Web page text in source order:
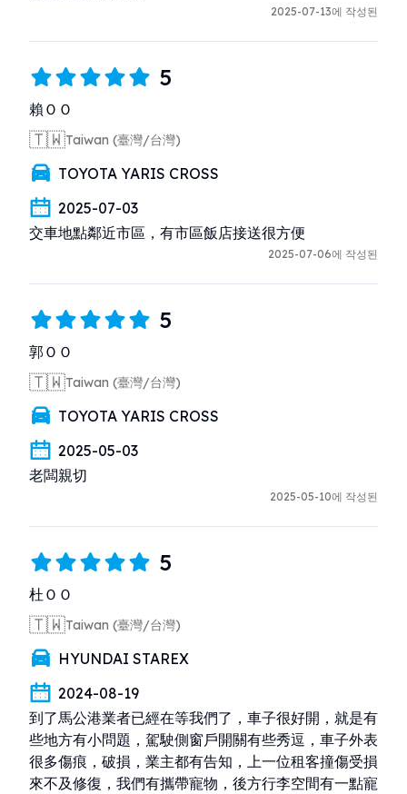
2025-07-13에 작성된
5
賴ＯＯ
🇹🇼Taiwan (臺灣/台灣)
TOYOTA YARIS CROSS
2025-07-03
交車地點鄰近市區，有市區飯店接送很方便
2025-07-06에 작성된
5
郭ＯＯ
🇹🇼Taiwan (臺灣/台灣)
TOYOTA YARIS CROSS
2025-05-03
老闆親切
2025-05-10에 작성된
5
杜ＯＯ
🇹🇼Taiwan (臺灣/台灣)
HYUNDAI STAREX
2024-08-19
到了馬公港業者已經在等我們了，車子很好開，就是有
些地方有小問題，駕駛側窗戶開關有些秀逗，車子外表
很多傷痕，破損，業主都有告知，上一位租客撞傷受損
來不及修復，我們有攜帶寵物，後方行李空間有一點寵